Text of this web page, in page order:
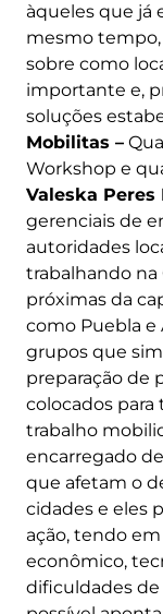
àqueles que já
mesmo
sobre como
importante e,
soluções
Mobilitas –
Workshop e
Valeska Peres
gerenciais de
autoridades
trabalhando na
próximas da
como Puebla e
grupos que
preparação de
colocados
trabalho
encarregado
que afetam o
cidades e eles
ação, tendo
econômico,
dificuldades de